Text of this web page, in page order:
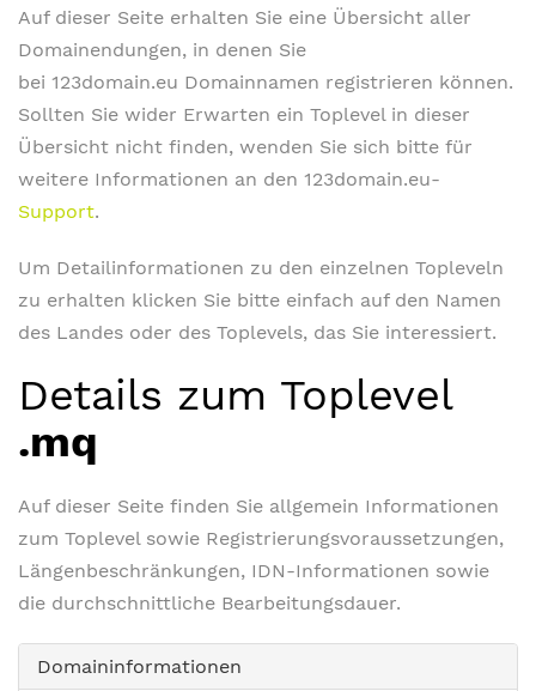
Auf dieser Seite erhalten Sie eine Übersicht aller
Domainendungen, in denen Sie
bei 123domain.eu Domainnamen registrieren können.
Sollten Sie wider Erwarten ein Toplevel in dieser
Übersicht nicht finden, wenden Sie sich bitte für
weitere Informationen an den 123domain.eu-
Support.
Um Detailinformationen zu den einzelnen Topleveln
zu erhalten klicken Sie bitte einfach auf den Namen
des Landes oder des Toplevels, das Sie interessiert.
Details zum Toplevel
.mq
Auf dieser Seite finden Sie allgemein Informationen
zum Toplevel sowie Registrierungsvoraussetzungen,
Längenbeschränkungen, IDN-Informationen sowie
die durchschnittliche Bearbeitungsdauer.
Domaininformationen